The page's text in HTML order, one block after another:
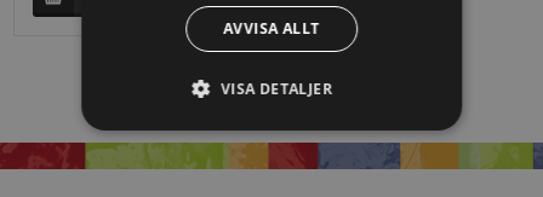
AVVISA ALLT
VISA DETALJER